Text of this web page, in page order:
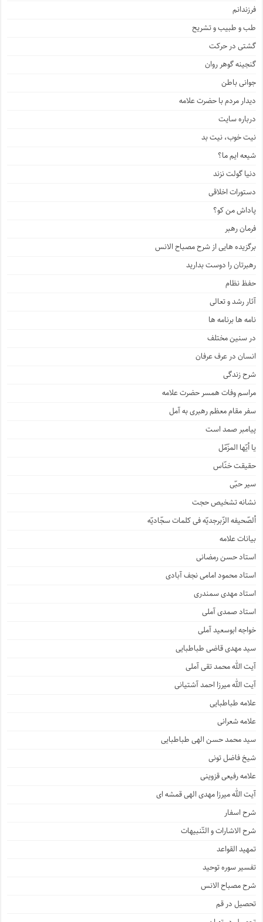
فرزندانم
طب و طبیب و تشریح
گشتی در حرکت
گنجینه گوهر روان
جوانی باطن
دیدار مردم با حضرت علامه
درباره سایت
نیت خوب، نیت بد
شیعه ایم ما؟
دنیا گولت نزند
دستورات اخلاقی
پاداش من کو؟
فرمان رهبر
برگزیده هایی از شرح مصباح الانس
رهبرتان را دوست بدارید
حفظ نظام
آثار رشد و تعالی
نامه ها برنامه ها
در سنین مختلف
انسان در عرف عرفان
شرح زندگی
مراسم وفات همسر حضرت علامه
سفر مقام معظم رهبری به آمل
پیامبر صمد است
یا أیّها المزّمّل
حقیقت خنّاس
سیر حبّی
نشانه تشخیص حجت
ألصّحیفه الزّبرجدیّه فی کلمات سجّادیّه
بیانات علامه
استاد حسن رمضانی
استاد محمود امامی نجف آبادی
استاد مهدی سمندری
استاد صمدی آملی
خواجه ابوسعید آملی
سید مهدی قاضی طباطبایی
آیت الله محمد تقی آملی
آیت الله میرزا احمد آشتیانی
علامه طباطبایی
علامه شعرانی
سید محمد حسن الهی طباطبایی
شیخ فاضل تونی
علامه رفیعی قزوینی
آیت الله میرزا مهدی الهی قمشه ای
شرح اسفار
شرح الاشارات و التّنبیهات
تمهید القواعد
تفسیر سوره توحید
شرح مصباح الانس
تحصیل در قم